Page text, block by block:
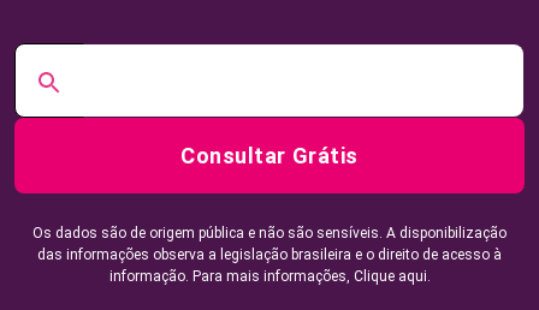
Consultar Grátis
Os dados são de origem pública e não são sensíveis. A disponibilização
das informações observa a legislação brasileira e o direito de acesso à
informação. Para mais informações, Clique aqui.